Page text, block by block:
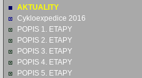
AKTUALITY
Cykloexpedice 2016
POPIS 1. ETAPY
POPIS 2. ETAPY
POPIS 3. ETAPY
POPIS 4. ETAPY
POPIS 5. ETAPY